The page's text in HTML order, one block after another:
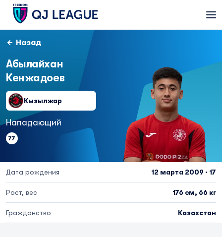
Назад
Абылайхан
Кенжадоев
Кызылжар
Нападающий
77
Дата рождения 12 марта 2009 · 17
Рост, вес 176 см, 66 кг
Гражданство Казахстан